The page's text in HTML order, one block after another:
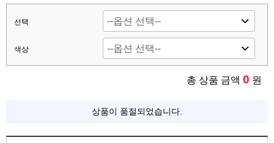
선택
색상
총 상품 금액 0 원
상품이 품절되었습니다.